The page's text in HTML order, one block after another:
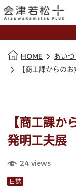
HOME あい
【商工課
発明工夫展
24 views
日誌